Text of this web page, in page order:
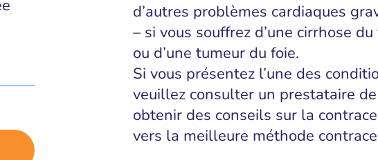
d’autres problèmes cardiaques
– si vous souffrez d’une cirrhose
ou d’une tumeur du foie.
Si vous présentez l’une des
veuillez consulter un prestataire
obtenir des conseils sur la
vers la meilleure méthode